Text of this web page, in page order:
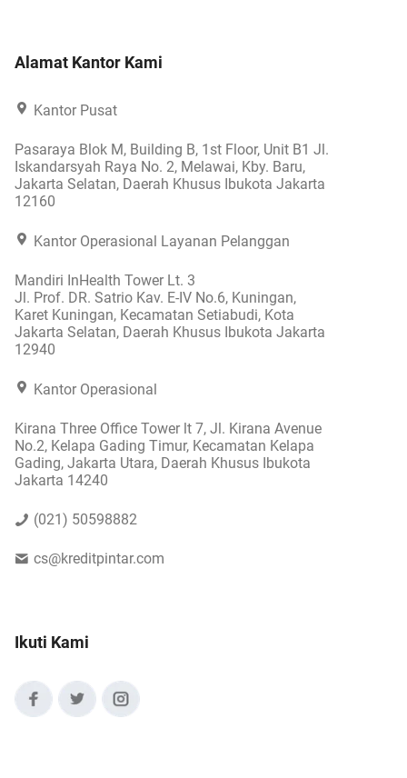
Alamat Kantor Kami
Kantor Pusat
Pasaraya Blok M, Building B, 1st Floor, Unit B1 Jl.
Iskandarsyah Raya No. 2, Melawai, Kby. Baru,
Jakarta Selatan, Daerah Khusus Ibukota Jakarta
12160
Kantor Operasional Layanan Pelanggan
Mandiri InHealth Tower Lt. 3
Jl. Prof. DR. Satrio Kav. E-IV No.6, Kuningan,
Karet Kuningan, Kecamatan Setiabudi, Kota
Jakarta Selatan, Daerah Khusus Ibukota Jakarta
12940
Kantor Operasional
Kirana Three Office Tower lt 7, Jl. Kirana Avenue
No.2, Kelapa Gading Timur, Kecamatan Kelapa
Gading, Jakarta Utara, Daerah Khusus Ibukota
Jakarta 14240
(021) 50598882
cs@kreditpintar.com
Ikuti Kami